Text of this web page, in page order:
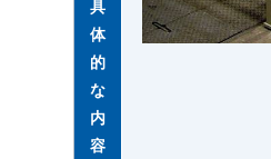
具
体
的
な
内
容
材
料